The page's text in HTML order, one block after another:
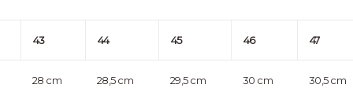
43 44 45 46 47
28 cm 28,5 cm 29,5 cm 30 cm 30,5 cm